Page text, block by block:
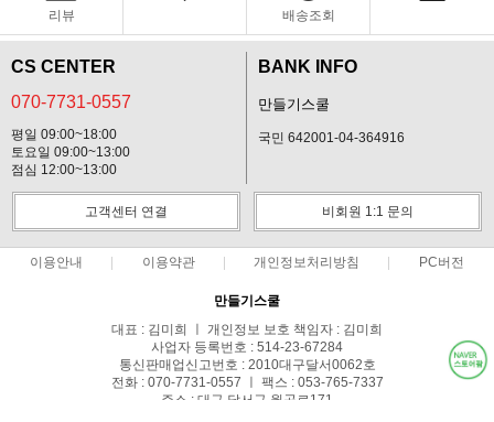
리뷰 배송조회
CS CENTER
070-7731-0557
평일 09:00~18:00
토요일 09:00~13:00
점심 12:00~13:00
BANK INFO
만들기스쿨
국민 642001-04-364916
고객센터 연결 비회원 1:1 문의
이용안내 이용약관 개인정보처리방침 PC버전
만들기스쿨
대표 : 김미희 ㅣ 개인정보 보호 책임자 : 김미희
사업자 등록번호 : 514-23-67284
통신판매업신고번호 : 2010대구달서0062호
전화 : 070-7731-0557 ㅣ 팩스 : 053-765-7337
주소 : 대구 달서구 월곡로171